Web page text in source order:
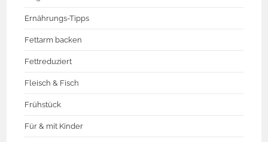
Ernährungs-Tipps
Fettarm backen
Fettreduziert
Fleisch & Fisch
Frühstück
Für & mit Kinder